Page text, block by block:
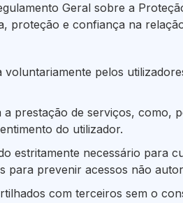
Geral sobre a
proteção e confiança na
pelos
prestação de serviços,
do utilizador.
estritamente necessário para
prevenir acessos não
com terceiros sem o